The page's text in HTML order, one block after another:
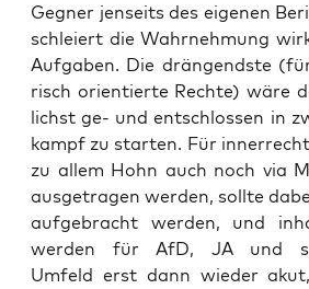
Geg­ner jen­seits des eige­nen
schlei­ert die Wahr­neh­mung
Auf­ga­ben. Die drän­gends­te
risch ori­en­tier­te Rech­te) wäre
lichst ge- und ent­schlos­sen in
kampf zu star­ten. Für
zu allem Hohn auch noch via
aus­ge­tra­gen wer­den, soll­te
auf­ge­bracht wer­den, und
wer­den für AfD, JA und
Umfeld erst dann wie­der